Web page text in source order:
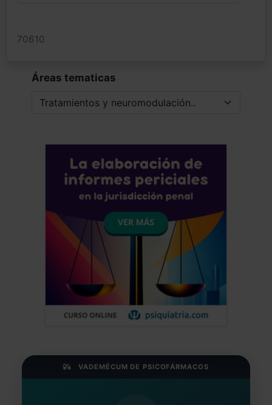
70610
Áreas tematicas
VADEMÉCUM DE PSICOFÁRMACOS